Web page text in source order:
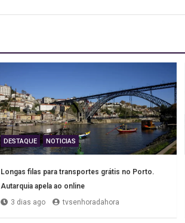
DESTAQUE NOTICIAS
Longas filas para transportes grátis no Porto.
Autarquia apela ao online
3 dias ago
tvsenhoradahora